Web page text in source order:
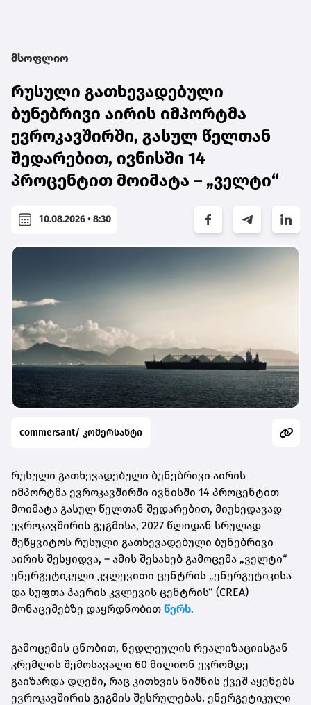
მსოფლიო
რუსული გათხევადებული
ბუნებრივი აირის იმპორტმა
ევროკავშირში, გასულ წელთან
შედარებით, ივნისში 14
პროცენტით მოიმატა – „ველტი“
10.08.2026 • 8:30
commersant/ კომერსანტი
რუსული გათხევადებული ბუნებრივი აირის
იმპორტმა ევროკავშირში ივნისში 14 პროცენტით
მოიმატა გასულ წელთან შედარებით, მიუხედავად
ევროკავშირის გეგმისა, 2027 წლიდან სრულად
შეწყვიტოს რუსული გათხევადებული ბუნებრივი
აირის შესყიდვა, – ამის შესახებ გამოცემა „ველტი“
ენერგეტიკული კვლევითი ცენტრის „ენერგეტიკისა
და სუფთა ჰაერის კვლევის ცენტრის“ (CREA)
მონაცემებზე დაყრდნობით წერს.
გამოცემის ცნობით, ნედლეულის რეალიზაციისგან
კრემლის შემოსავალი 60 მილიონ ევრომდე
გაიზარდა დღეში, რაც კითხვის ნიშნის ქვეშ აყენებს
ევროკავშირის გეგმის შესრულებას. ენერგეტიკული